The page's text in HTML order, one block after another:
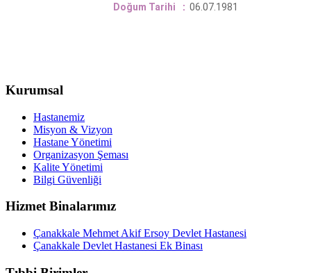
Doğum Tarihi
: 06.07.1981
Kurumsal
Hastanemiz
Misyon & Vizyon
Hastane Yönetimi
Organizasyon Şeması
Kalite Yönetimi
Bilgi Güvenliği
Hizmet Binalarımız
Çanakkale Mehmet Akif Ersoy Devlet Hastanesi
Çanakkale Devlet Hastanesi Ek Binası